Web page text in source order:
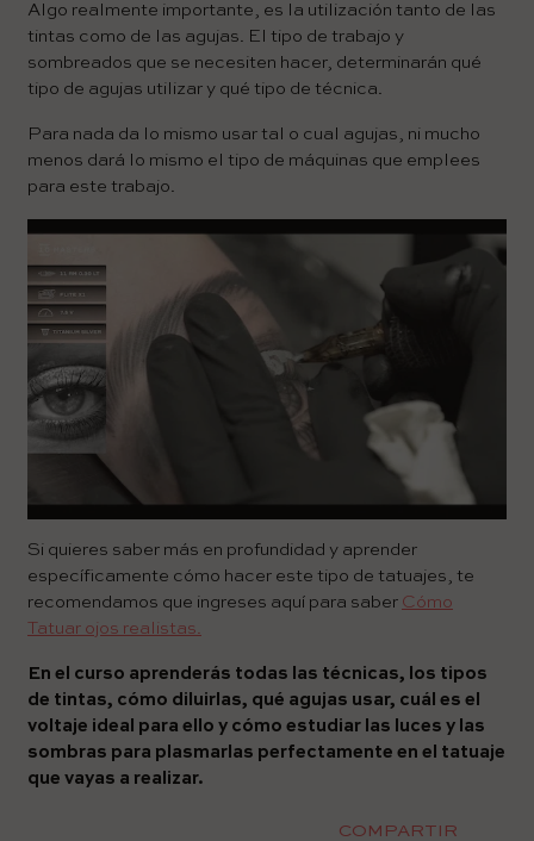
Algo realmente importante, es la utilización tanto de las
tintas como de las agujas. El tipo de trabajo y
sombreados que se necesiten hacer, determinarán qué
tipo de agujas utilizar y qué tipo de técnica.
Para nada da lo mismo usar tal o cual agujas, ni mucho
menos dará lo mismo el tipo de máquinas que emplees
para este trabajo.
Si quieres saber más en profundidad y aprender
específicamente cómo hacer este tipo de tatuajes, te
recomendamos que ingreses aquí para saber Cómo
Tatuar ojos realistas.
En el curso aprenderás todas las técnicas, los tipos
de tintas, cómo diluirlas, qué agujas usar, cuál es el
voltaje ideal para ello y cómo estudiar las luces y las
sombras para plasmarlas perfectamente en el tatuaje
que vayas a realizar.
COMPARTIR